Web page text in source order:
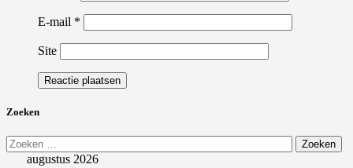
E-mail *
Site
Zoeken
Zoeken
naar:augustus 2026